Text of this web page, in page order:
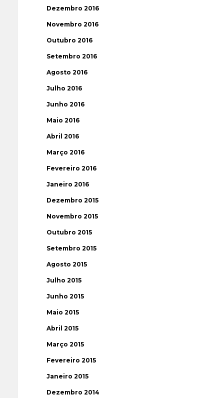
Dezembro 2016
Novembro 2016
Outubro 2016
Setembro 2016
Agosto 2016
Julho 2016
Junho 2016
Maio 2016
Abril 2016
Março 2016
Fevereiro 2016
Janeiro 2016
Dezembro 2015
Novembro 2015
Outubro 2015
Setembro 2015
Agosto 2015
Julho 2015
Junho 2015
Maio 2015
Abril 2015
Março 2015
Fevereiro 2015
Janeiro 2015
Dezembro 2014